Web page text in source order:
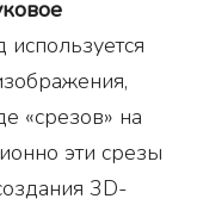
используется
«срезов» на
эти срезы
3D-